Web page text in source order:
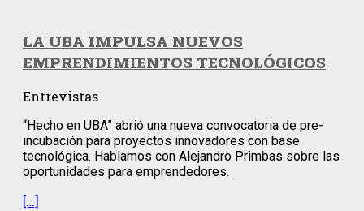
LA UBA IMPULSA NUEVOS
EMPRENDIMIENTOS TECNOLÓGICOS
Entrevistas
“Hecho en UBA” abrió una nueva convocatoria de pre-
incubación para proyectos innovadores con base
tecnológica. Hablamos con Alejandro Primbas sobre las
oportunidades para emprendedores.
[…]